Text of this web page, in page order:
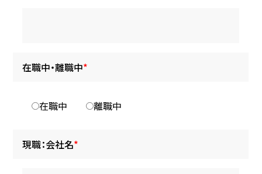
在職中・離職中*
在職中 離職中
現職：会社名*